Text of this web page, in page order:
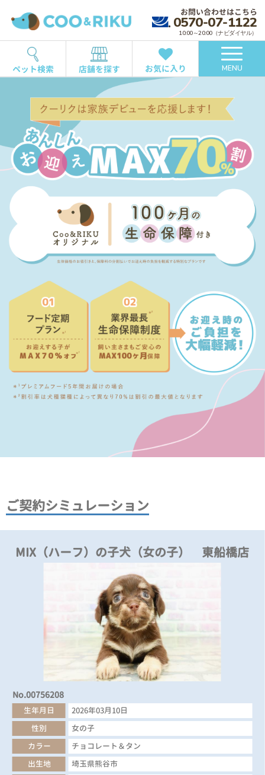
お問い合わせはこちら
0570-07-1122
10:00～20:00（ナビダイヤル）
ペット検索 店舗を探す お気に入り MENU
ご契約シミュレーション
MIX（ハーフ）の子犬（女の子） 東船橋店
No.00756208
生年月日
2026年03月10日
性別
女の子
カラー
チョコレート＆タン
出生地
埼玉県熊谷市